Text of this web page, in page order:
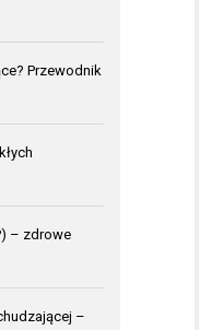
Przewodnik
– zdrowe
–